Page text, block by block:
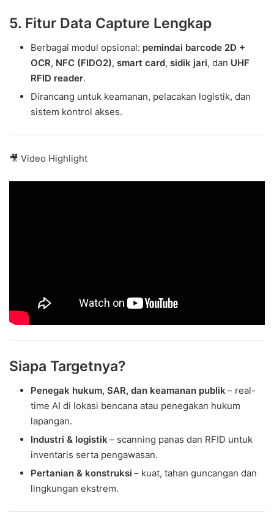
5. Fitur Data Capture Lengkap
Berbagai modul opsional: pemindai barcode 2D +
OCR, NFC (FIDO2), smart card, sidik jari, dan UHF
RFID reader.
Dirancang untuk keamanan, pelacakan logistik, dan
sistem kontrol akses.
🎥 Video Highlight
Siapa Targetnya?
Penegak hukum, SAR, dan keamanan publik– real-
time AI di lokasi bencana atau penegakan hukum
lapangan.
Industri & logistik– scanning panas dan RFID untuk
inventaris serta pengawasan.
Pertanian & konstruksi – kuat, tahan guncangan dan
lingkungan ekstrem.